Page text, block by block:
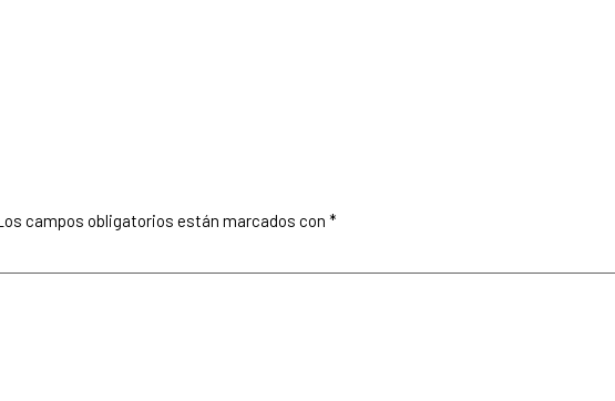
campos obligatorios están marcados con *